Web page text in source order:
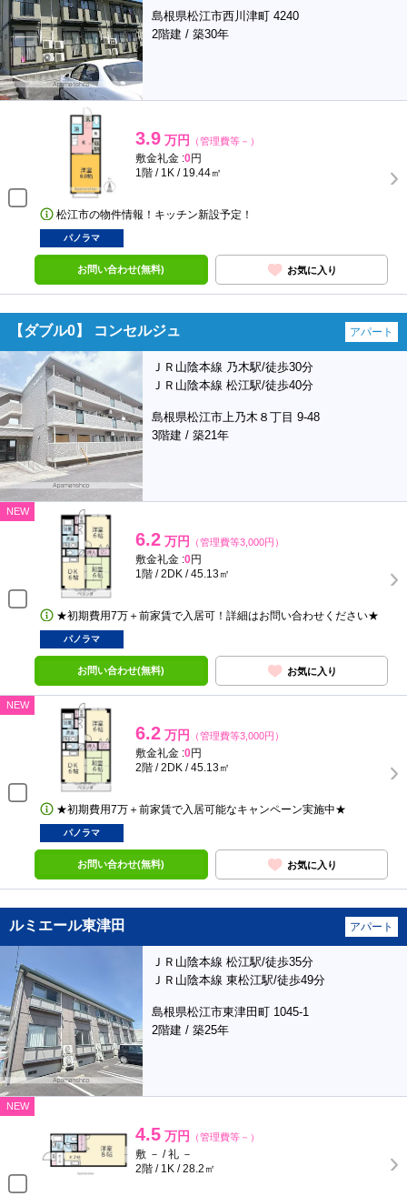
島根県松江市西川津町 4240
2階建 / 築30年
3.9 万円 （管理費等－）
敷金礼金 :0円
1階 / 1K / 19.44㎡
松江市の物件情報！キッチン新設予定！
パノラマ
お問い合わせ(無料) お気に入り
【ダブル0】 コンセルジュ アパート
ＪＲ山陰本線 乃木駅/徒歩30分
ＪＲ山陰本線 松江駅/徒歩40分
島根県松江市上乃木８丁目 9-48
3階建 / 築21年
NEW
6.2 万円 （管理費等3,000円）
敷金礼金 :0円
1階 / 2DK / 45.13㎡
★初期費用7万＋前家賃で入居可！詳細はお問い合わせください★
パノラマ
お問い合わせ(無料) お気に入り
NEW
6.2 万円 （管理費等3,000円）
敷金礼金 :0円
2階 / 2DK / 45.13㎡
★初期費用7万＋前家賃で入居可能なキャンペーン実施中★
パノラマ
お問い合わせ(無料) お気に入り
ルミエール東津田 アパート
ＪＲ山陰本線 松江駅/徒歩35分
ＪＲ山陰本線 東松江駅/徒歩49分
島根県松江市東津田町 1045-1
2階建 / 築25年
NEW
4.5 万円 （管理費等－）
敷 － / 礼 －
2階 / 1K / 28.2㎡